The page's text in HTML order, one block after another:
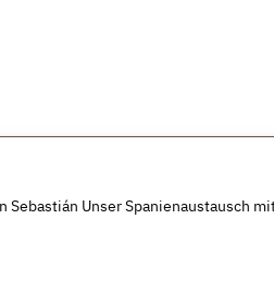
Sebastián Unser Spanienaustausch